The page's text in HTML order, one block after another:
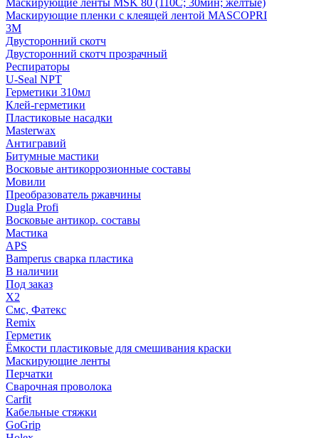
Маскирующие ленты MSK 80 (110С; 30мин; желтые)
Маскирующие пленки с клеящей лентой MASCOPRI
3M
Двусторонний скотч
Двусторонний скотч прозрачный
Респираторы
U-Seal NPT
Герметики 310мл
Клей-герметики
Пластиковые насадки
Masterwax
Антигравий
Битумные мастики
Восковые антикоррозионные составы
Мовили
Преобразователь ржавчины
Dugla Profi
Восковые антикор. составы
Мастика
APS
Bamperus сварка пластика
В наличии
Под заказ
X2
Смс, Фатекс
Remix
Герметик
Ёмкости пластиковые для смешивания краски
Маскирующие ленты
Перчатки
Сварочная проволока
Carfit
Кабельные стяжки
GoGrip